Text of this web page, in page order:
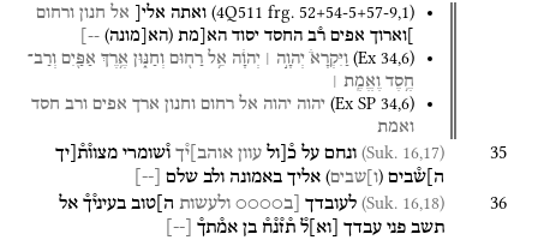
(4Q511 frg. 52+54-5+57-9,1) ואתה אלי[ אל חנון ורחום
]וארוך אפים ר֯ב החסד יסוד הא[מת (הא[מונה)
--]
(Ex 34,6) וַיִּקְרָא֒ יְהוָ֣ה ׀ יְהוָ֔ה אֵ֥ל רַח֖וּם וְחַנּ֑וּן אֶ֥רֶךְ אַפַּ֖יִם וְרַב־
חֶ֥סֶד וֶאֱמֶֽת ׀
(Ex SP 34,6) יהוה יהוה אל רחום וחנון ארך אפים ורב חסד
ואמת
35
(Suk. 16,17) ונחם על כ֯[ול עוון אוהב]י֯ך ו֯שומרי מצוו֯ת֯[יך
ה]ש֯בים (ו]שבים) אליך באמונה ולב שלם --
36
(Suk. 16,18) לעובדך [ב○○○○ ולעשות ה]טוב בעיני֯ך֯ אל
תשב פני עבדך וא ל֯ ת֯ז֯נ֯ח֯ בן אמ֯תך֯ --